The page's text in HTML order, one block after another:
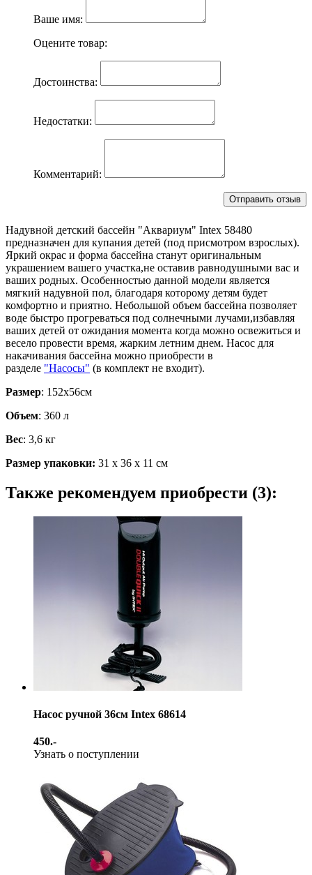
Ваше имя:
Оцените товар:
Достоинства:
Недостатки:
Комментарий:
Надувной детский бассейн "Аквариум" Intex 58480
предназначен для купания детей (под присмотром взрослых).
Яркий окрас и форма бассейна станут оригинальным
украшением вашего участка,не оставив равнодушными вас и
ваших родных. Особенностью данной модели является
мягкий надувной пол, благодаря которому детям будет
комфортно и приятно. Небольшой объем бассейна позволяет
воде быстро прогреваться под солнечными лучами,избавляя
ваших детей от ожидания момента когда можно освежиться и
весело провести время, жарким летним днем. Насос для
накачивания бассейна можно приобрести в
разделе "Насосы" (в комплект не входит).
Размер: 152х56см
Объем: 360 л
Вес: 3,6 кг
Размер упаковки: 31 х 36 х 11 см
Также рекомендуем приобрести (3):
Насос ручной 36см Intex 68614
450.-
Узнать о поступлении